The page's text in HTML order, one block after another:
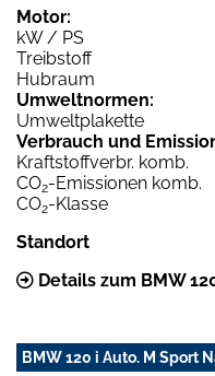
Motor:
kW / PS
Treibstoff
Hubraum
Umweltnormen:
Umweltplakette
Verbrauch und
Kraftstoffverbr. komb.
CO2-Emissionen komb.
CO2-Klasse
Standort
Details zum BMW
BMW 120 i Auto. M Sport